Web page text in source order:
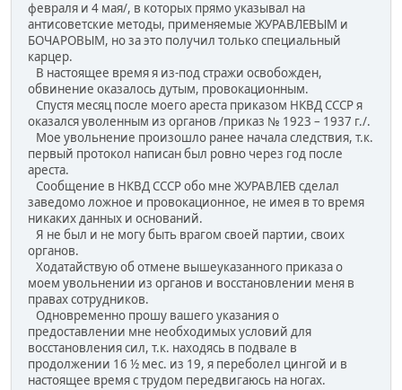
февраля и 4 мая/, в которых прямо указывал на
антисоветские методы, применяемые ЖУРАВЛЕВЫМ и
БОЧАРОВЫМ, но за это получил только специальный
карцер.
В настоящее время я из-под стражи освобожден,
обвинение оказалось дутым, провокационным.
Спустя месяц после моего ареста приказом НКВД СССР я
оказался уволенным из органов /приказ № 1923 – 1937 г./.
Мое увольнение произошло ранее начала следствия, т.к.
первый протокол написан был ровно через год после
ареста.
Сообщение в НКВД СССР обо мне ЖУРАВЛЕВ сделал
заведомо ложное и провокационное, не имея в то время
никаких данных и оснований.
Я не был и не могу быть врагом своей партии, своих
органов.
Ходатайствую об отмене вышеуказанного приказа о
моем увольнении из органов и восстановлении меня в
правах сотрудников.
Одновременно прошу вашего указания о
предоставлении мне необходимых условий для
восстановления сил, т.к. находясь в подвале в
продолжении 16 ½ мес. из 19, я переболел цингой и в
настоящее время с трудом передвигаюсь на ногах.